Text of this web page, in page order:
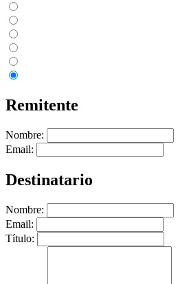
Remitente
Nombre:
Email:
Destinatario
Nombre:
Email:
Título: